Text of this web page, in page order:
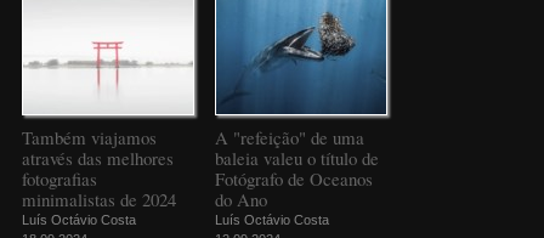
Também viajamos
através das melhores
fotografias
minimalistas de 2024
Luís Octávio Costa
A "refeição" de uma
baleia valeu o título de
Fotógrafo de Oceanos
do Ano
Luís Octávio Costa